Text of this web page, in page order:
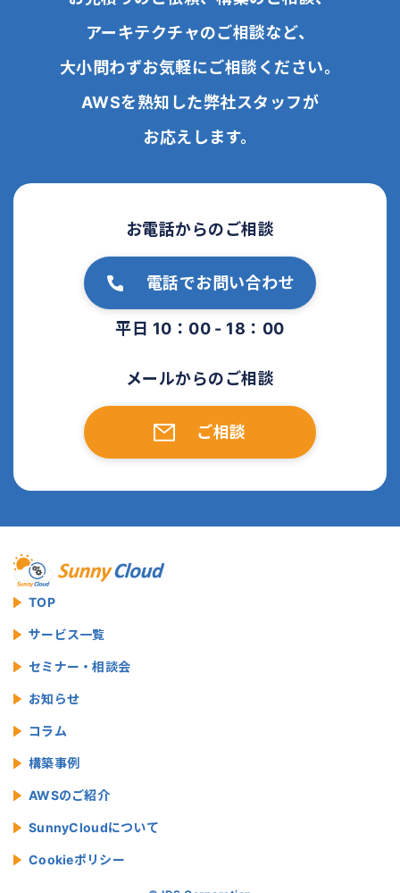
アーキテクチャのご相談など、
大小問わずお気軽にご相談ください。
AWSを熟知した弊社スタッフが
お応えします。
お電話からのご相談
電話でお問い合わせ
平日 10：00 - 18：00
メールからのご相談
ご相談
TOP
サービス一覧
セミナー・相談会
お知らせ
コラム
構築事例
AWSのご紹介
SunnyCloudについて
Cookieポリシー